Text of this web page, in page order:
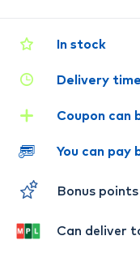
In stock
Delivery
Coupon can
You can pay
Bonus
Can deliver